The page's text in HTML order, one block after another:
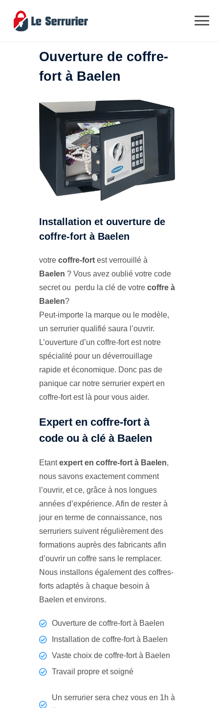
Ouverture de coffre-
fort à Baelen
Installation et ouverture de
coffre-fort à Baelen
votre coffre-fort est verrouillé à
Baelen ? Vous avez oublié votre code
secret ou perdu la clé de votre coffre à
Baelen?
Peut-importe la marque ou le modèle,
un serrurier qualifié saura l’ouvrir.
L’ouverture d’un coffre-fort est notre
spécialité pour un déverrouillage
rapide et économique. Donc pas de
panique car notre serrurier expert en
coffre-fort est là pour vous aider.
Expert en coffre-fort à
code ou à clé à Baelen
Etantexpert en coffre-fort à Baelen,
nous savons exactement comment
l’ouvrir, et ce, grâce à nos longues
années d’expérience. Afin de rester à
jour en terme de connaissance, nos
serruriers suivent régulièrement des
formations auprès des fabricants afin
d’ouvrir un coffre sans le remplacer.
Nous installons également des coffres-
forts adaptés à chaque besoin à
Baelen et environs.
Ouverture de coffre-fort à Baelen
Installation de coffre-fort à Baelen
Vaste choix de coffre-fort à Baelen
Travail propre et soigné
Un serrurier sera chez vous en 1h à